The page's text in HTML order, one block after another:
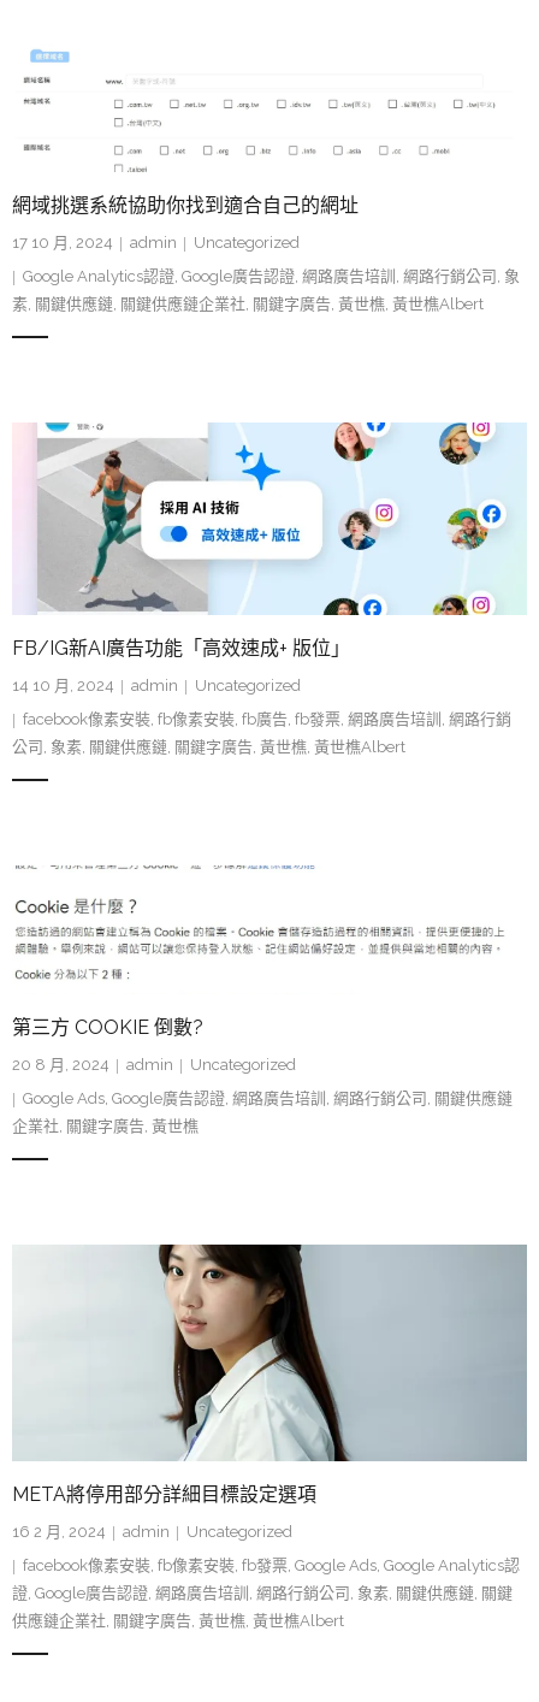
網域挑選系統協助你找到適合自己的網址
17 10 月, 2024 admin
Uncategorized
Google Analytics認證 Google廣告認證 網路廣告培訓 網路行銷公司 象
素 關鍵供應鏈 關鍵供應鏈企業社 關鍵字廣告 黃世樵 黃世樵Albert
FB/IG新AI廣告功能「高效速成+ 版位」
14 10 月, 2024 admin
Uncategorized
facebook像素安裝 fb像素安裝 fb廣告 fb發票 網路廣告培訓 網路行銷
公司 象素 關鍵供應鏈 關鍵字廣告 黃世樵 黃世樵Albert
第三方 COOKIE 倒數?
20 8 月, 2024 admin
Uncategorized
Google Ads Google廣告認證 網路廣告培訓 網路行銷公司 關鍵供應鏈
企業社 關鍵字廣告 黃世樵
META將停用部分詳細目標設定選項
16 2 月, 2024 admin
Uncategorized
facebook像素安裝, fb像素安裝, fb發票, Google Ads, Google Analytics認
證, Google廣告認證, 網路廣告培訓 , 網路行銷公司 , 象素, 關鍵供應鏈, 關鍵
供應鏈企業社, 關鍵字廣告, 黃世樵, 黃世樵Albert